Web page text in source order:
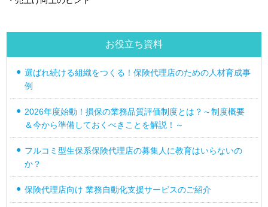
お役立ち資料
選ばれ続ける組織をつくる！保険代理店のための人材育成事
例
2026年度始動！損保の業務品質評価制度とは？～制度概要
＆今から準備しておくべきことを解説！～
フルコミ型生保系保険代理店の募集人に教育はいらないの
か？
保険代理店向け 業務自動化支援サービスのご紹介